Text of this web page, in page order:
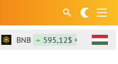
BNB 595,12$ +0,68%